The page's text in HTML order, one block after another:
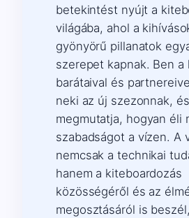
betekintést nyújt a
világába, ahol a
gyönyörű pillanatok
szerepet kapnak. Ben a
barátaival és
neki az új szezonnak, és
megmutatja, hogyan éli
szabadságot a vízen. A
nemcsak a technikai
hanem a kiteboardozás
közösségéről és az
megosztásáról is